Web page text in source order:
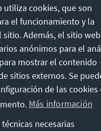
Konrad Adenauer se
a nivel nacional e
los principios de Paz,
a través de la educación
política. Promovemos y
la democracia
social de mercado y el
de un consenso
utiliza cookies, que son
el funcionamiento y la
sitio. Además, el sitio
anónimos para el
mostrar el contenido
sitios externos. Se
de las cookies
Más información
necesarias